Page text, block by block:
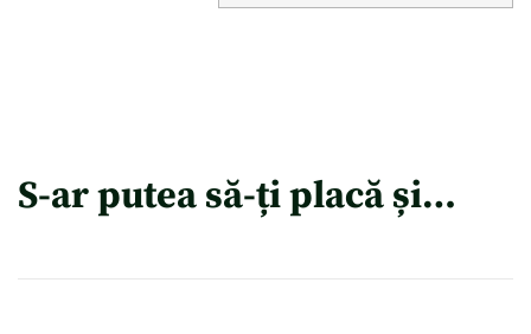
S-ar putea să-ți placă și…